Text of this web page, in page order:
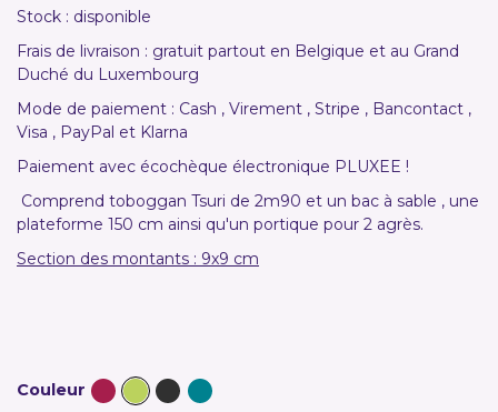
Stock : disponible
Frais de livraison : gratuit partout en Belgique et au Grand
Duché du Luxembourg
Mode de paiement : Cash , Virement , Stripe , Bancontact ,
Visa , PayPal et Klarna
Paiement avec écochèque électronique PLUXEE !
Comprend toboggan Tsuri de 2m90 et un bac à sable , une
plateforme 150 cm ainsi qu'un portique pour 2 agrès.
Section des montants : 9x9 cm
Couleur